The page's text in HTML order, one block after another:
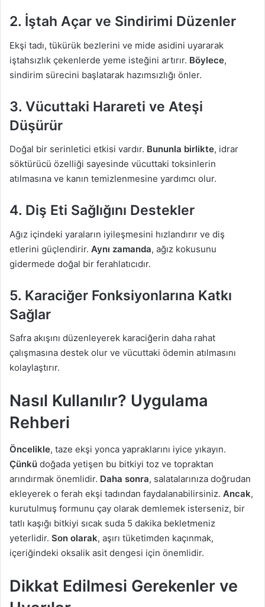
2. İştah Açar ve Sindirimi Düzenler
Ekşi tadı, tükürük bezlerini ve mide asidini uyararak
iştahsızlık çekenlerde yeme isteğini artırır. Böylece,
sindirim sürecini başlatarak hazımsızlığı önler.
3. Vücuttaki Harareti ve Ateşi
Düşürür
Doğal bir serinletici etkisi vardır. Bununla birlikte, idrar
söktürücü özelliği sayesinde vücuttaki toksinlerin
atılmasına ve kanın temizlenmesine yardımcı olur.
4. Diş Eti Sağlığını Destekler
Ağız içindeki yaraların iyileşmesini hızlandırır ve diş
etlerini güçlendirir. Aynı zamanda, ağız kokusunu
gidermede doğal bir ferahlatıcıdır.
5. Karaciğer Fonksiyonlarına Katkı
Sağlar
Safra akışını düzenleyerek karaciğerin daha rahat
çalışmasına destek olur ve vücuttaki ödemin atılmasını
kolaylaştırır.
Nasıl Kullanılır? Uygulama
Rehberi
Öncelikle, taze ekşi yonca yapraklarını iyice yıkayın.
Çünkü doğada yetişen bu bitkiyi toz ve topraktan
arındırmak önemlidir. Daha sonra, salatalarınıza doğrudan
ekleyerek o ferah ekşi tadından faydalanabilirsiniz. Ancak,
kurutulmuş formunu çay olarak demlemek isterseniz, bir
tatlı kaşığı bitkiyi sıcak suda 5 dakika bekletmeniz
yeterlidir. Son olarak, aşırı tüketimden kaçınmak,
içeriğindeki oksalik asit dengesi için önemlidir.
Dikkat Edilmesi Gerekenler ve